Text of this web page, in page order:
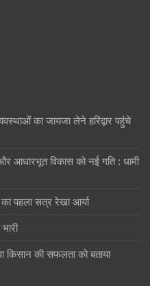
का जायजा लेने हरिद्वार पहुंचे
आधारभूत विकास को नई गति : धामी
पहला सत्र रेखा आर्या
किसान की सफलता को बताया